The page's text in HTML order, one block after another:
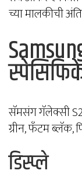
च्या मालकीची
सॅमसंग गॅलेक्सी
ग्रीन, फँटम ब्लॅक,
डिस्प्ले